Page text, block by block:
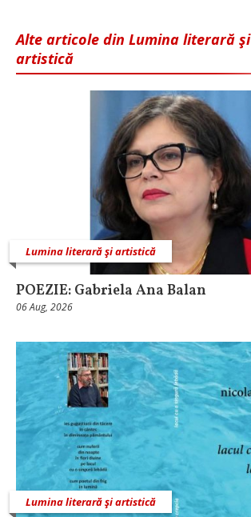
Alte articole din Lumina literară şi
artistică
Lumina literară şi artistică
POEZIE: Gabriela Ana Balan
06 Aug, 2026
Lumina literară şi artistică